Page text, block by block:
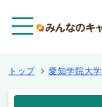
トップ 愛知学院大学